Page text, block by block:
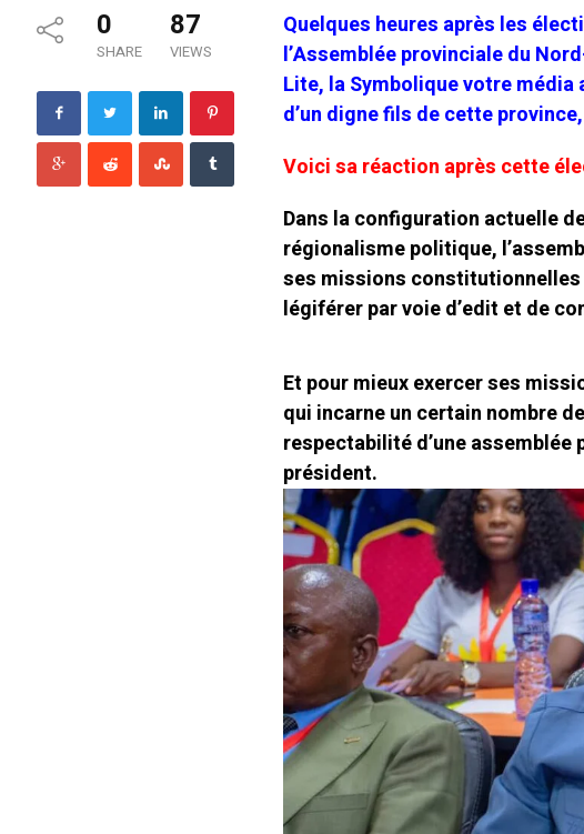
0
SHARE
87
VIEWS
Quelques heures après les
l’Assemblée provinciale du
Lite, la Symbolique votre
d’un digne fils de cette
Voici sa réaction après cette
Dans la configuration actuelle
régionalisme politique,
ses missions
légiférer par voie d’edit et de
Et pour mieux exercer ses
qui incarne un certain nombre
respectabilité d’une
président.